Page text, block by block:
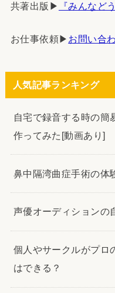
共著出版▶︎ 『みんなど
お仕事依頼▶︎ お問い合
人気記事ランキング
自宅で録音する時の簡
作ってみた[動画あり]
鼻中隔湾曲症手術の体
声優オーディションの
個人やサークルがプロ
はできる？